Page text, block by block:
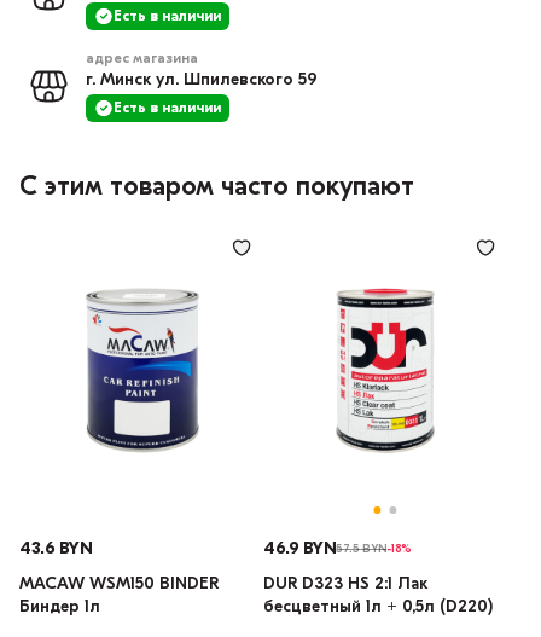
Есть в наличии
адрес магазина
г. Минск ул. Шпилевского 59
Есть в наличии
С этим товаром часто покупают
43.6 BYN
MACAW WSM150 BINDER
Биндер 1л
46.9 BYN57.5 BYN-18%
DUR D323 HS 2:1 Лак
бесцветный 1л + 0,5л (D220)